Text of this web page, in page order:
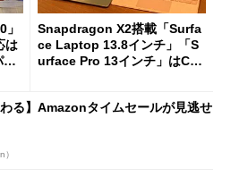
は
Snapdragon X2搭載「Surfa
ce Laptop 13.8インチ」「S
urface Pro 13インチ」はCop
た
わる】Amazonタイムセールが見逃せ